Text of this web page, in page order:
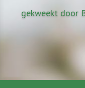
gekweekt door